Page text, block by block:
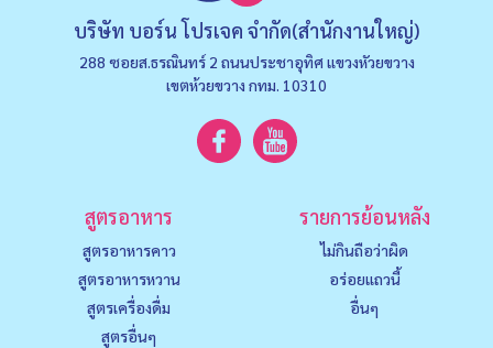
บริษัท บอร์น โปรเจค จำกัด(สำนักงานใหญ่)
288 ซอยส.ธรณินทร์ 2 ถนนประชาอุทิศ แขวงหัวยขวาง
เขตห้วยขวาง กทม. 10310
สูตรอาหาร
สูตรอาหารคาว
สูตรอาหารหวาน
สูตรเครื่องดื่ม
สูตรอื่นๆ
รายการย้อนหลัง
ไม่กินถือว่าผิด
อร่อยแถวนี้
อื่นๆ